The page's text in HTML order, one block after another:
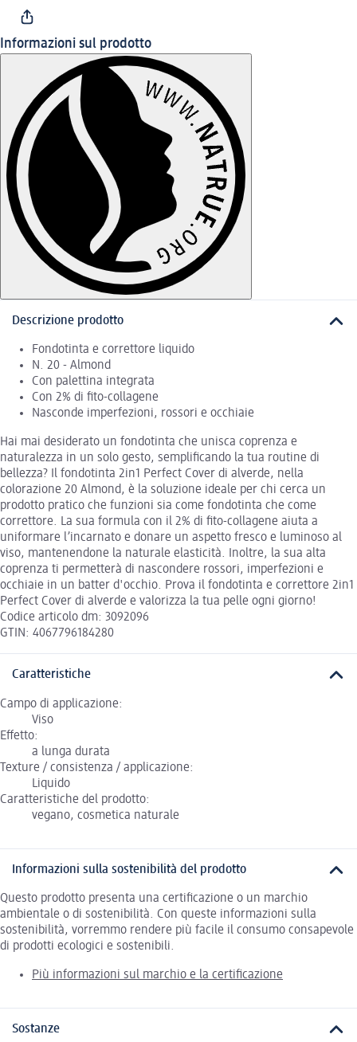
Informazioni sul prodotto
Descrizione prodotto
Fondotinta e correttore liquido
N. 20 - Almond
Con palettina integrata
Con 2% di fito-collagene
Nasconde imperfezioni, rossori e occhiaie
Hai mai desiderato un fondotinta che unisca coprenza e
naturalezza in un solo gesto, semplificando la tua routine di
bellezza? Il fondotinta 2in1 Perfect Cover di alverde, nella
colorazione 20 Almond, è la soluzione ideale per chi cerca un
prodotto pratico che funzioni sia come fondotinta che come
correttore. La sua formula con il 2% di fito-collagene aiuta a
uniformare l’incarnato e donare un aspetto fresco e luminoso al
viso, mantenendone la naturale elasticità. Inoltre, la sua alta
coprenza ti permetterà di nascondere rossori, imperfezioni e
occhiaie in un batter d'occhio. Prova il fondotinta e correttore 2in1
Perfect Cover di alverde e valorizza la tua pelle ogni giorno!
Codice articolo dm: 3092096
GTIN: 4067796184280
Caratteristiche
Campo di applicazione:
Viso
Effetto:
a lunga durata
Texture / consistenza / applicazione:
Liquido
Caratteristiche del prodotto:
vegano, cosmetica naturale
Informazioni sulla sostenibilità del prodotto
Questo prodotto presenta una certificazione o un marchio
ambientale o di sostenibilità. Con queste informazioni sulla
sostenibilità, vorremmo rendere più facile il consumo consapevole
di prodotti ecologici e sostenibili.
Più informazioni sul marchio e la certificazione
Sostanze